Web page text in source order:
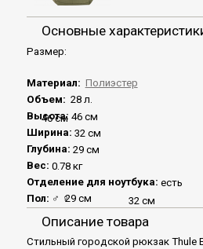
Основные
46 см
29 см 32 см
Размер:
Материал: Полиэстер
Объем: 28 л.
Высота: 46 см
Ширина: 32 см
Глубина: 29 см
Вес: 0.78 кг
Отделение для ноутбука: есть
Пол: ♂ ♀
Описание товара
Стильный городской рюкзак Thule